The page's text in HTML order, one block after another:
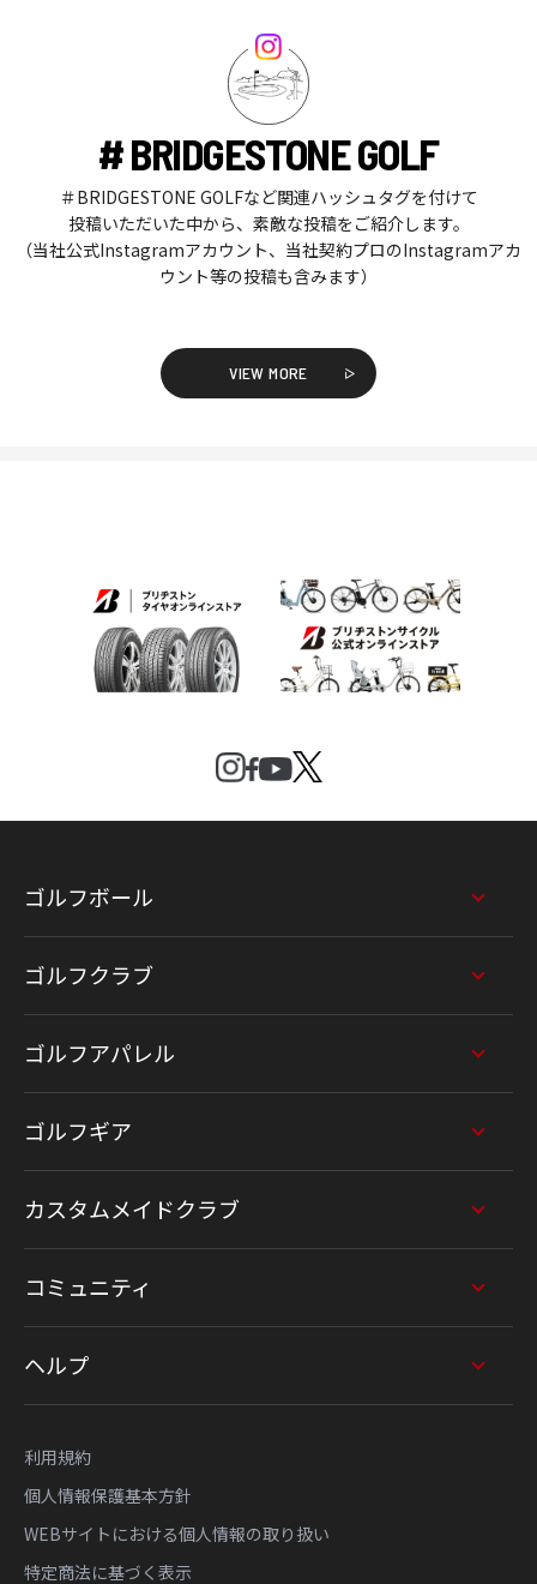
# BRIDGESTONE GOLF
＃BRIDGESTONE GOLFなど関連ハッシュタグを付けて
投稿いただいた中から、素敵な投稿をご紹介します。
（当社公式Instagramアカウント、当社契約プロのInstagramアカ
ウント等の投稿も含みます）
VIEW MORE
ゴルフボール
ゴルフクラブ
ゴルフアパレル
ゴルフギア
カスタムメイドクラブ
コミュニティ
ヘルプ
利用規約
個人情報保護基本方針
WEBサイトにおける個人情報の取り扱い
特定商法に基づく表示